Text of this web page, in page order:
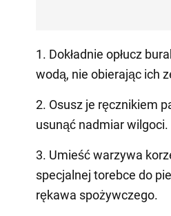
1. Dokładnie opłucz
wodą, nie obierając ich
2. Osusz je ręcznikiem
usunąć nadmiar wilgoci.
3. Umieść warzywa
specjalnej torebce do
rękawa spożywczego.